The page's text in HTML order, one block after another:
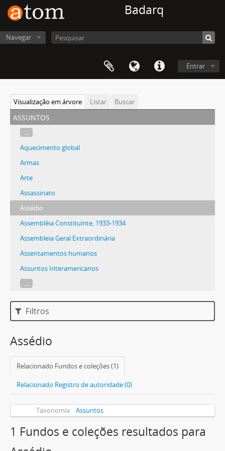
Badarq
Navegar
Entrar
Visualização em árvore Listar Buscar
assuntos
...
Aquecimento global
Armas
Arte
Assassinato
Assédio
Assembléia Constituinte, 1933-1934
Assembleia Geral Extraordinária
Assentamentos humanos
Assuntos Interamericanos
...
Filtros
Assédio
Relacionado Fundos e coleções (1)
Relacionado Registro de autoridade (0)
Taxonomia Assuntos
1 Fundos e coleções resultados para